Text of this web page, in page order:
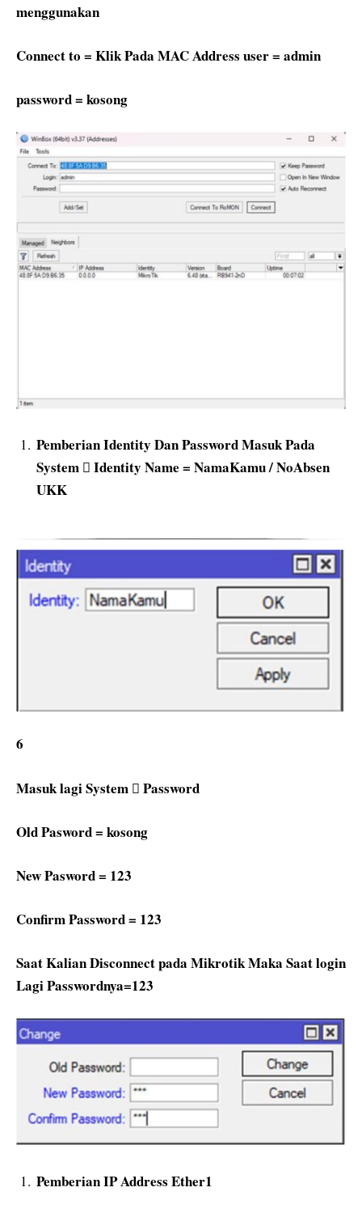
menggunakan
Connect to = Klik Pada MAC Address user = admin
password = kosong
Pemberian Identity Dan Password Masuk Pada
System  Identity Name = NamaKamu / NoAbsen
UKK
6
Masuk lagi System  Password
Old Pasword = kosong
New Pasword = 123
Confirm Password = 123
Saat Kalian Disconnect pada Mikrotik Maka Saat login
Lagi Passwordnya=123
Pemberian IP Address Ether1